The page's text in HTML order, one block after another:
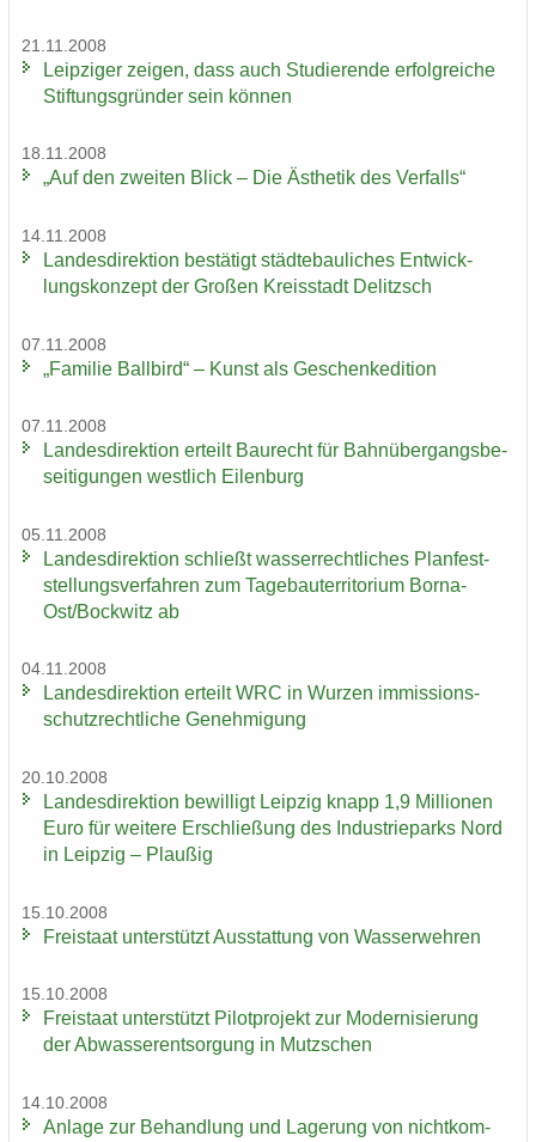
21.11.2008
Leip­zi­ger zei­gen, dass auch Stu­die­ren­de er­folg­rei­che
Stif­tungs­grün­der sein kön­nen
18.11.2008
„Auf den zwei­ten Blick – Die Äs­the­tik des Ver­falls“
14.11.2008
Lan­des­di­rek­ti­on be­stä­tigt städ­te­bau­li­ches Ent­wick­
lungs­kon­zept der Gro­ßen Kreis­stadt De­litzsch
07.11.2008
„Fa­mi­lie Ball­bird“ – Kunst als Ge­schen­ke­di­ti­on
07.11.2008
Lan­des­di­rek­ti­on er­teilt Bau­recht für Bahn­über­gangs­be­
sei­ti­gun­gen west­lich Ei­len­burg
05.11.2008
Lan­des­di­rek­ti­on schließt was­ser­recht­li­ches Plan­fest­
stel­lungs­ver­fah­ren zum Ta­ge­bau­ter­ri­to­ri­um Borna-​
Ost/Bock­witz ab
04.11.2008
Lan­des­di­rek­ti­on er­teilt WRC in Wur­zen im­mis­si­ons­
schutz­recht­li­che Ge­neh­mi­gung
20.10.2008
Lan­des­di­rek­ti­on be­wil­ligt Leip­zig knapp 1,9 Mil­lio­nen
Euro für wei­te­re Er­schlie­ßung des In­dus­trie­parks Nord
in Leip­zig – Plau­ßig
15.10.2008
Frei­staat un­ter­stützt Aus­stat­tung von Was­ser­weh­ren
15.10.2008
Frei­staat un­ter­stützt Pi­lot­pro­jekt zur Mo­der­ni­sie­rung
der Ab­was­ser­ent­sor­gung in Mutz­schen
14.10.2008
An­la­ge zur Be­hand­lung und La­ge­rung von nicht­kom­